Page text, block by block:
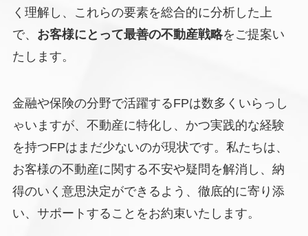
く理解し、これらの要素を総合的に分析した上
で、 お客様にとって最善の不動産戦略をご提案い
たします。
金融や保険の分野で活躍するFPは数多くいらっし
ゃいますが、不動産に特化し、かつ実践的な経験
を持つFPはまだ少ないのが現状です。私たちは、
お客様の不動産に関する不安や疑問を解消し、納
得のいく意思決定ができるよう、徹底的に寄り添
い、サポートすることをお約束いたします。